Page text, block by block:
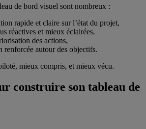
de bord visuel sont nombreux :
rapide et claire sur l’état du projet,
réactives et mieux éclairées,
des actions,
renforcée autour des objectifs.
mieux compris, et mieux vécu.
construire son tableau de